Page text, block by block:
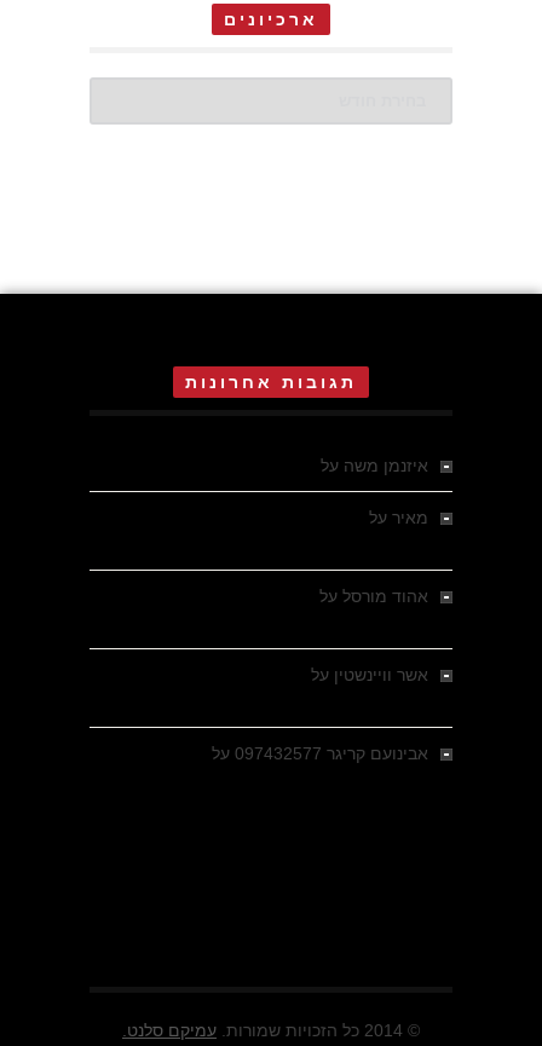
ארכיונים
תגובות אחרונות
איזנמן משה על
מאיר על
אהוד מורסל על
אשר וויינשטין על
אבינועם קריגר 097432577 על
© 2014 כל הזכויות שמורות. עמיקם סלנט.